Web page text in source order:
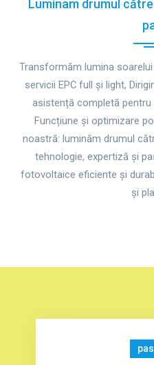
Luminam drumul
Transformăm lumina
servicii EPC full și light,
asistență completă
Funcțiune și optimizare
noastră: luminăm drumul
tehnologie, expertiză și
fotovoltaice eficiente și
și